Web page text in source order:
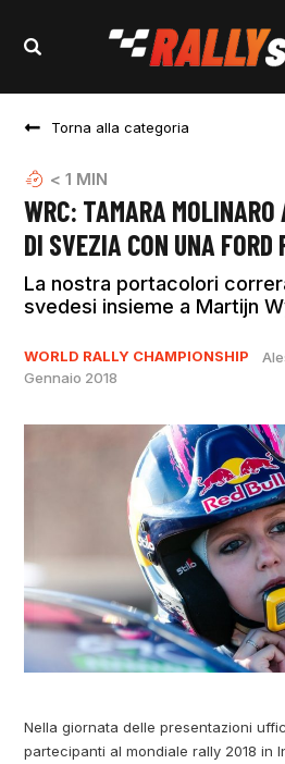
Torna alla categoria
< 1 MIN
WRC: TAMARA
DI SVEZIA CON UNA FORD
La nostra portacolori
svedesi insieme a Martijn
WORLD RALLY CHAMPIONSHIP
Gennaio 2018
Nella giornata delle presentazioni
partecipanti al mondiale rally 2018 in